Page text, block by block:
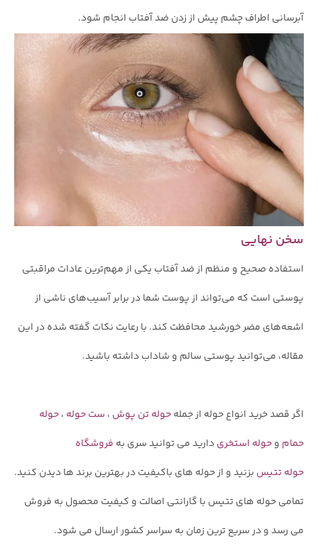
آبرسانی اطراف چشم پیش از زدن ضد آفتاب انجام شود.
سخن نهایی
استفاده صحیح و منظم از ضد آفتاب یکی از مهم‌ترین عادات مراقبتی
پوستی است که می‌تواند از پوست شما در برابر آسیب‌های ناشی از
اشعه‌های مضر خورشید محافظت کند. با رعایت نکات گفته شده در این
مقاله، می‌توانید پوستی سالم و شاداب داشته باشید.
اگر قصد خرید انواع حوله از جملهحوله تن پوش ، ست حوله ،حوله
حمام وحوله استخریدارید می توانید سری به فروشگاه
حوله تتیس بزنید و از حوله های باکیفیت در بهترین برند ها دیدن کنید.
تمامی حوله های تتیس با گارانتی اصالت و کیفیت محصول به فروش
می رسد و در سریع ترین زمان به سراسر کشور ارسال می شود.